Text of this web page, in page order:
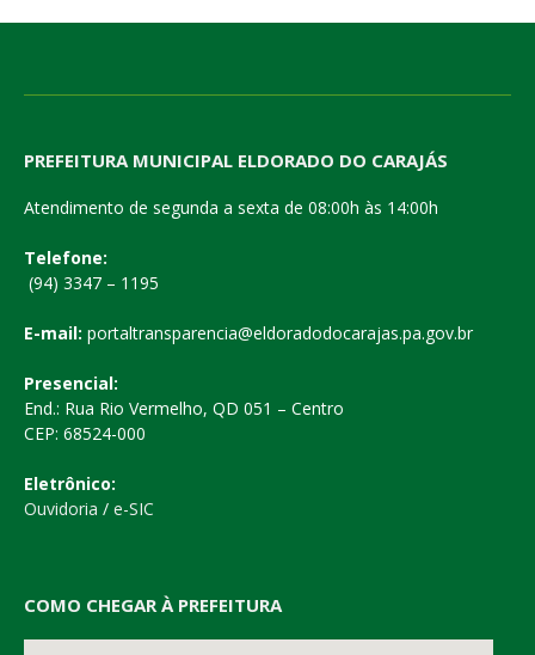
PREFEITURA MUNICIPAL ELDORADO DO CARAJÁS
Atendimento de segunda a sexta de 08:00h às 14:00h
Telefone:
(94) 3347 – 1195
E-mail: portaltransparencia@eldoradodocarajas.pa.gov.br
Presencial:
End.: Rua Rio Vermelho, QD 051 – Centro
CEP: 68524-000
Eletrônico:
Ouvidoria / e-SIC
COMO CHEGAR À PREFEITURA